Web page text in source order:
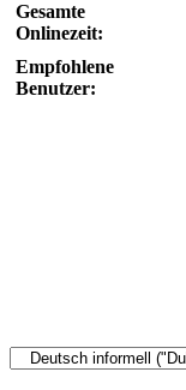
Gesamte
Onlinezeit:
Empfohlene
Benutzer: